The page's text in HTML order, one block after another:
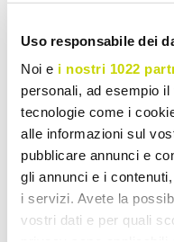
Uso responsabile dei
Noi e i nostri 1022
personali, ad esempio
tecnologie come i
alle informazioni sul
pubblicare annunci e
gli annunci e i
i servizi. Avete la
vostri dati e per quali